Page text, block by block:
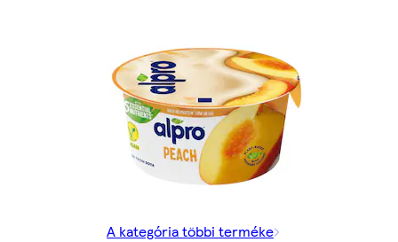
A kategória többi terméke